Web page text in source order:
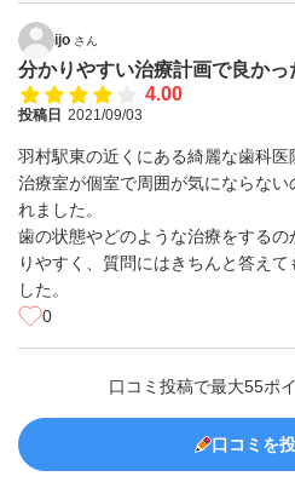
ijo さん
分かりやすい治療計画で良かっ
4.00
投稿日 2021/09/03
羽村駅東の近くにある綺麗な歯科医
治療室が個室で周囲が気にならな
れました。
歯の状態やどのような治療をする
りやすく、質問にはきちんと答え
した。
0
口コミ投稿で最大55ポ
口コミを